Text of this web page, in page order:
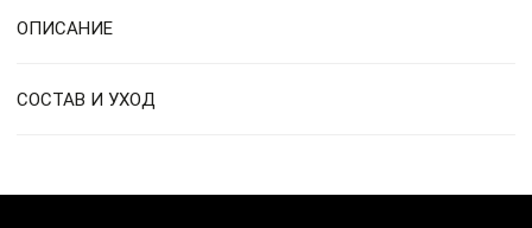
ОПИСАНИЕ
СОСТАВ И УХОД